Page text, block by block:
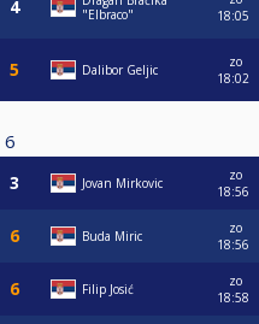
"Elbraco"
18:05
Dalibor Geljic
zo
18:02
6
Jovan Mirkovic
zo
18:56
Buda Miric
zo
18:56
Filip Josić
zo
18:58